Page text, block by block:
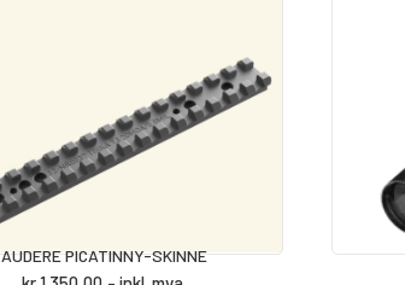
AUDERE PICATINNY-SKINNE